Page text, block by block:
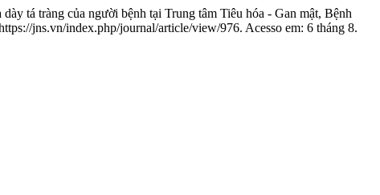
tá tràng của người bệnh tại Trung tâm Tiêu hóa - Gan mật, Bệnh
jns.vn/index.php/journal/article/view/976. Acesso em: 6 tháng 8.